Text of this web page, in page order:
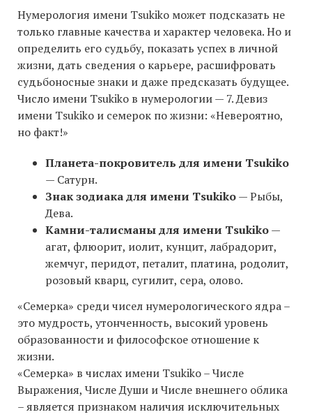
Нумерология имени Tsukiko может подсказать не
только главные качества и характер человека. Но и
определить его судьбу, показать успех в личной
жизни, дать сведения о карьере, расшифровать
судьбоносные знаки и даже предсказать будущее.
Число имени Tsukiko в нумерологии — 7. Девиз
имени Tsukiko и семерок по жизни: «Невероятно,
но факт!»
Планета-покровитель для имени Tsukiko
— Сатурн.
Знак зодиака для имени Tsukiko— Рыбы,
Дева.
Камни-талисманы для имени Tsukiko—
агат, флюорит, иолит, кунцит, лабрадорит,
жемчуг, перидот, петалит, платина, родолит,
розовый кварц, сугилит, сера, олово.
«Семерка» среди чисел нумерологического ядра –
это мудрость, утонченность, высокий уровень
образованности и философское отношение к
жизни.
«Семерка» в числах имени Tsukiko – Числе
Выражения, Числе Души и Числе внешнего облика
– является признаком наличия исключительных